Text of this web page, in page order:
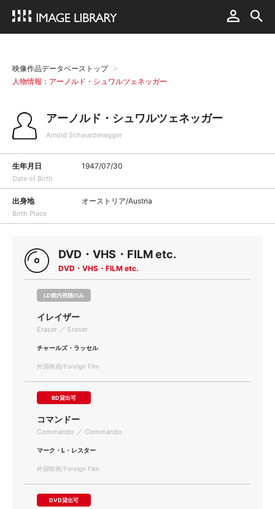
映像作品データベーストップ
人物情報：アーノルド・シュワルツェネッガー
アーノルド・シュワルツェネッガー
Arnold Schwarzenegger
生年月日
Date of Birth
1947/07/30
出身地
Birth Place
オーストリア/Austria
DVD・VHS・FILM etc.
DVD・VHS・FILM etc.
LD館内視聴のみ
イレイザー
Eraser ／ Eraser
チャールズ・ラッセル
外国映画/Foreign Film
BD貸出可
コマンドー
Commando ／ Commando
マーク・L・レスター
外国映画/Foreign Film
DVD貸出可